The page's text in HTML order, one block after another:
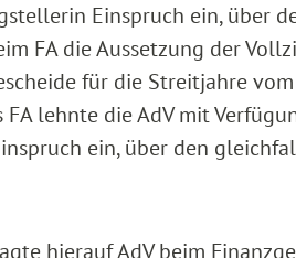
Einspruch ein, über
FA die Aussetzung der
für die Streitjahre
FA lehnte die AdV mit
ein, über den
hierauf AdV beim